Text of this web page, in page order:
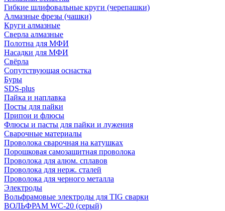
Гибкие шлифовальные круги (черепашки)
Алмазные фрезы (чашки)
Круги алмазные
Сверла алмазные
Полотна для МФИ
Насадки для МФИ
Свёрла
Сопутствующая оснастка
Буры
SDS-plus
Пайка и наплавка
Посты для пайки
Припои и флюсы
Флюсы и пасты для пайки и лужения
Сварочные материалы
Проволока сварочная на катушках
Порошковая самозащитная проволока
Проволока для алюм. сплавов
Проволока для нерж. сталей
Проволока для черного металла
Электроды
Вольфрамовые электроды для TIG сварки
ВОЛЬФРАМ WC-20 (серый)